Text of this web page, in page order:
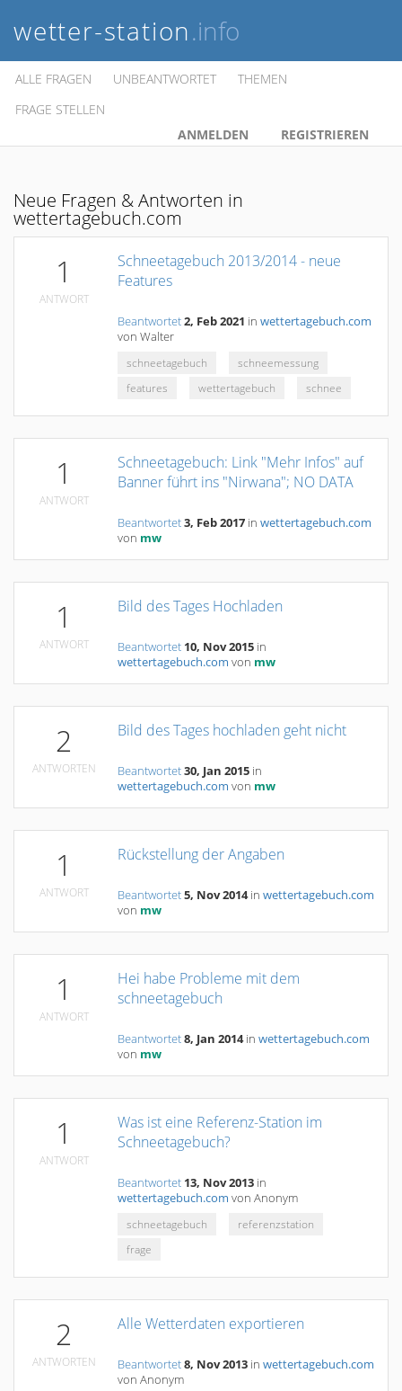
wetter-station.info
ALLE FRAGEN UNBEANTWORTET
THEMEN
FRAGE STELLEN
ANMELDEN
REGISTRIEREN
Neue Fragen & Antworten in
wettertagebuch.com
1
ANTWORT
Schneetagebuch 2013/2014 - neue
Features
Beantwortet2, Feb 2021 in wettertagebuch.com
von Walter
schneetagebuch
schneemessung
features
wettertagebuch schnee
1
ANTWORT
Schneetagebuch: Link "Mehr Infos" auf
Banner führt ins "Nirwana"; NO DATA
Beantwortet3, Feb 2017 in wettertagebuch.com
von mw
1
ANTWORT
Bild des Tages Hochladen
Beantwortet 10, Nov 2015 in
wettertagebuch.com von mw
2
ANTWORTEN
Bild des Tages hochladen geht nicht
Beantwortet30, Jan 2015 in
wettertagebuch.com von mw
1
ANTWORT
Rückstellung der Angaben
Beantwortet5, Nov 2014 in wettertagebuch.com
von mw
1
ANTWORT
Hei habe Probleme mit dem
schneetagebuch
Beantwortet8, Jan 2014 in wettertagebuch.com
von mw
1
ANTWORT
Was ist eine Referenz-Station im
Schneetagebuch?
Beantwortet 13, Nov 2013 in
wettertagebuch.com von Anonym
schneetagebuch
referenzstation
frage
2
ANTWORTEN
Alle Wetterdaten exportieren
Beantwortet8, Nov 2013 in wettertagebuch.com
von Anonym